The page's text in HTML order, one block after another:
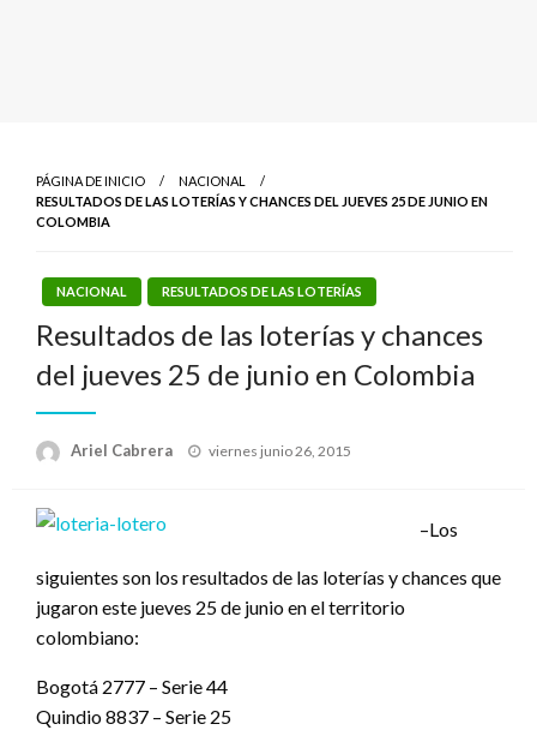
PÁGINA DE INICIO
NACIONAL
RESULTADOS DE LAS LOTERÍAS Y CHANCES DEL JUEVES 25 DE JUNIO EN
COLOMBIA
NACIONAL RESULTADOS DE LAS LOTERÍAS
Resultados de las loterías y chances
del jueves 25 de junio en Colombia
Ariel Cabrera
Publicado
viernes junio 26, 2015
–Los
siguientes son los resultados de las loterías y chances que
jugaron este jueves 25 de junio en el territorio
colombiano:
Bogotá 2777 – Serie 44
Quindio 8837 – Serie 25